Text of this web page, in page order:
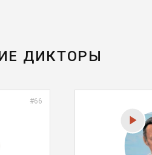
ДИКТОРЫ
#66